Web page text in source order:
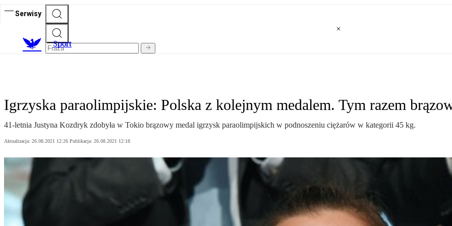
Serwisy
Sport
Igrzyska paraolimpijskie: Polska z kolejnym medalem. Tym razem
41-letnia Justyna Kozdryk zdobyła w Tokio brązowy medal igrzysk paraolimpijskich w podnoszeniu ciężarów w kategorii 45 kg.
Aktualizacja: 26.08.2021 12:26 Publikacja: 26.08.2021 12:18